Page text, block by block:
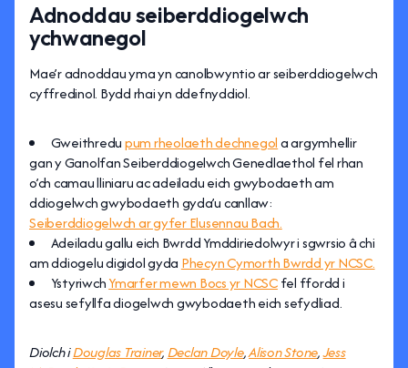
Adnoddau seiberddiogelwch
ychwanegol
Mae’r adnoddau yma yn canolbwyntio ar seiberddiogelwch
cyffredinol. Bydd rhai yn ddefnyddiol.
Gweithredupum rheolaeth dechnegola argymhellir
gan y Ganolfan Seiberddiogelwch Genedlaethol fel rhan
o’ch camau lliniaru ac adeiladu eich gwybodaeth am
ddiogelwch gwybodaeth gyda’u canllaw:
Seiberddiogelwch ar gyfer Elusennau Bach.
Adeiladu gallu eich Bwrdd Ymddiriedolwyr i sgwrsio â chi
am ddiogelu digidol gyda Phecyn Cymorth Bwrdd yr NCSC.
YstyriwchYmarfer mewn Bocs yr NCSCfel ffordd i
asesu sefyllfa diogelwch gwybodaeth eich sefydliad.
Diolch iDouglas Trainer,Declan Doyle,Alison Stone,Jess